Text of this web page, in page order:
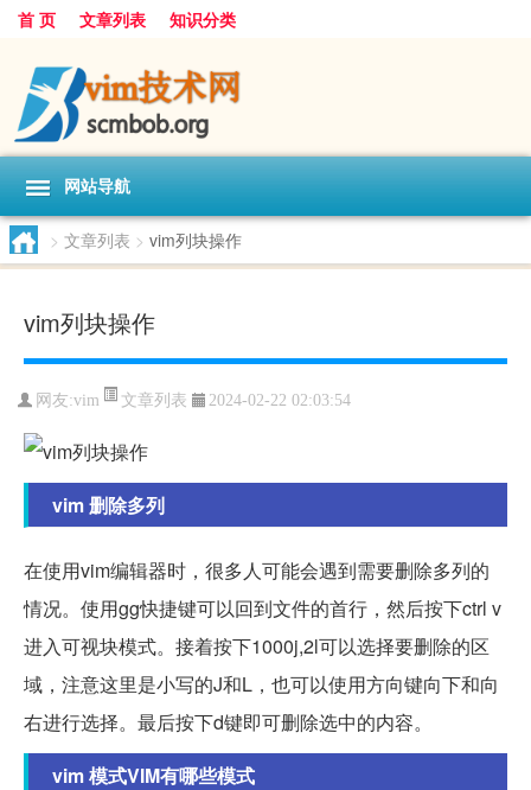
首 页 文章列表 知识分类
网站导航
> 文章列表 > vim列块操作
vim列块操作
网友:vim 文章列表 2024-02-22 02:03:54
vim 删除多列
在使用vim编辑器时，很多人可能会遇到需要删除多列的
情况。使用gg快捷键可以回到文件的首行，然后按下ctrl v
进入可视块模式。接着按下1000j,2l可以选择要删除的区
域，注意这里是小写的J和L，也可以使用方向键向下和向
右进行选择。最后按下d键即可删除选中的内容。
vim 模式VIM有哪些模式